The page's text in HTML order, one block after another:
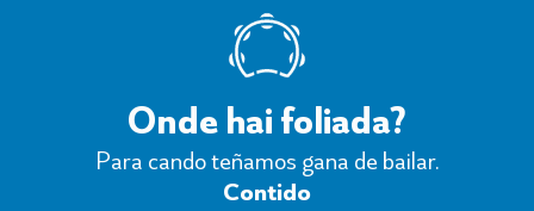
Onde hai foliada?
Para cando teñamos gana de bailar.
Contido